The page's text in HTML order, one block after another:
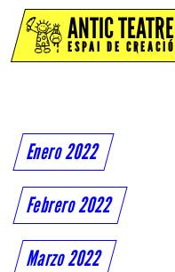
ANTIC TEATRE
ESPAI DE CREACIÓ
Enero 2022
Febrero 2022
Marzo 2022